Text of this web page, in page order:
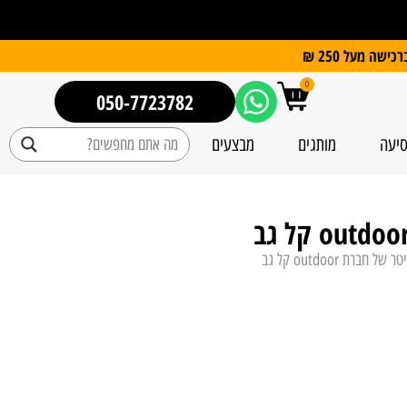
0
050-7723782
מותגים מבצעים